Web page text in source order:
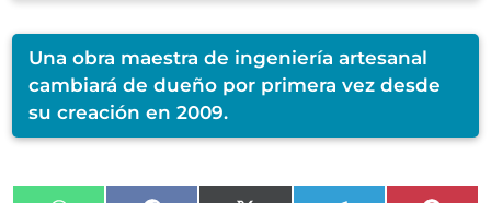
Una obra maestra de ingeniería artesanal
cambiará de dueño por primera vez desde
su creación en 2009.